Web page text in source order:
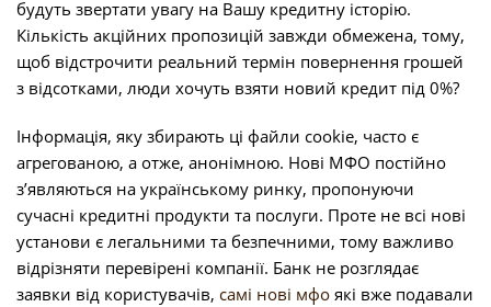
будуть звертати увагу на Вашу кредитну історію.
Кількість акційних пропозицій завжди обмежена, тому,
щоб відстрочити реальний термін повернення грошей
з відсотками, люди хочуть взяти новий кредит під 0%?
Інформація, яку збирають ці файли cookie, часто є
агрегованою, а отже, анонімною. Нові МФО постійно
з’являються на українському ринку, пропонуючи
сучасні кредитні продукти та послуги. Проте не всі нові
установи є легальними та безпечними, тому важливо
відрізняти перевірені компанії. Банк не розглядає
заявки від користувачів, самі нові мфо які вже подавали